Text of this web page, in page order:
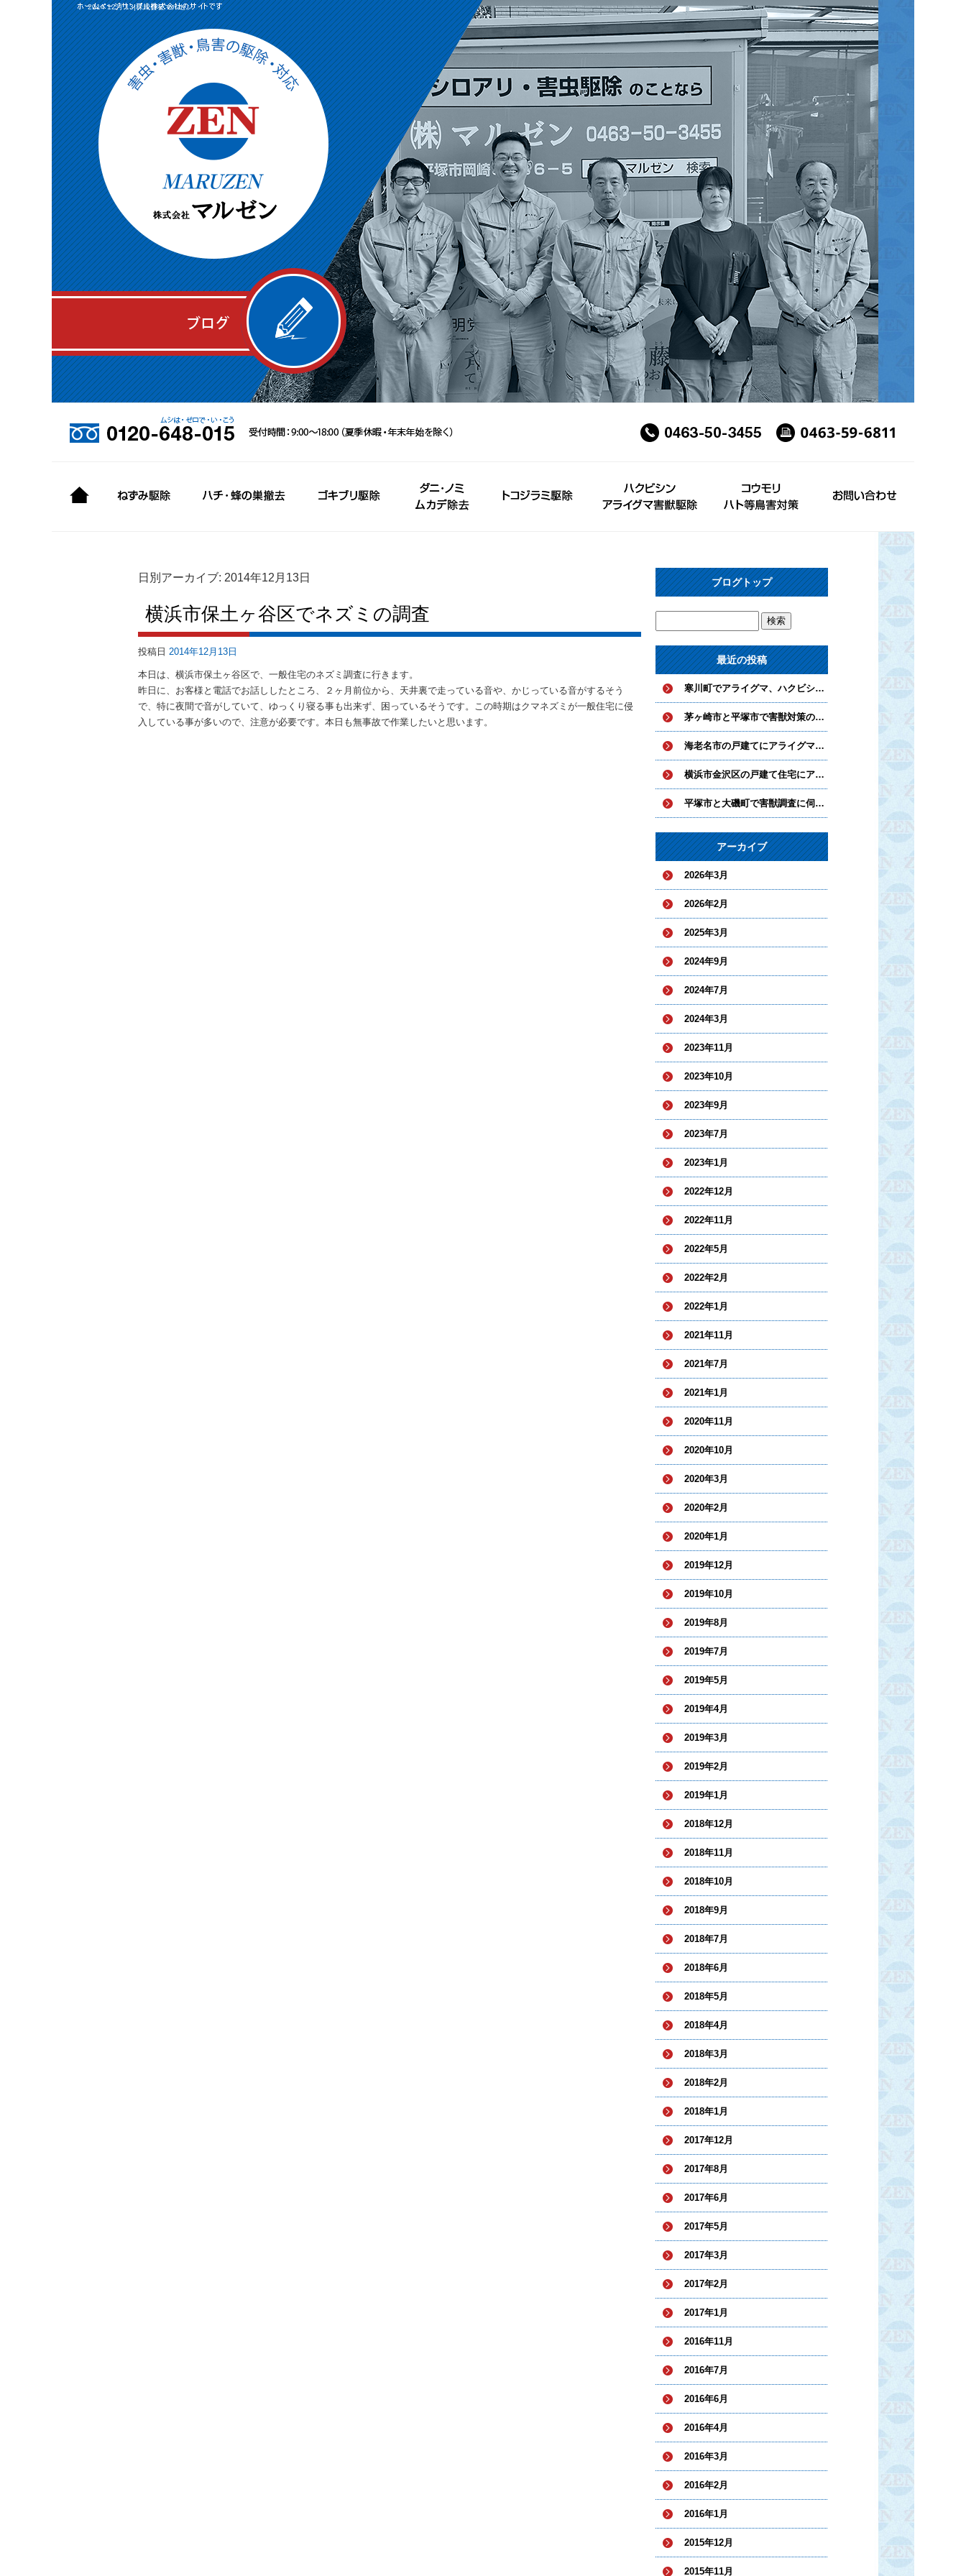
2014 12月 13|株式会社マルゼン
日別アーカイブ: 2014年12月13日
横浜市保土ヶ谷区でネズミの調査
投稿日 2014年12月13日
本日は、横浜市保土ヶ谷区で、一般住宅のネズミ調査に行きます。
昨日に、お客様と電話でお話ししたところ、２ヶ月前位から、天井裏で走っている音や、かじっている音がするそう
で、特に夜間で音がしていて、ゆっくり寝る事も出来ず、困っているそうです。この時期はクマネズミが一般住宅に侵
入している事が多いので、注意が必要です。本日も無事故で作業したいと思います。
ブログトップ
最近の投稿
寒川町でアライグマ、ハクビシンとネズミ対策を実施中
茅ヶ崎市と平塚市で害獣対策の工事を実施
海老名市の戸建てにアライグマとハクビシンが侵入していました。
横浜市金沢区の戸建て住宅にアライグマが侵入
平塚市と大磯町で害獣調査に伺いました。
アーカイブ
2026年3月
2026年2月
2025年3月
2024年9月
2024年7月
2024年3月
2023年11月
2023年10月
2023年9月
2023年7月
2023年1月
2022年12月
2022年11月
2022年5月
2022年2月
2022年1月
2021年11月
2021年7月
2021年1月
2020年11月
2020年10月
2020年3月
2020年2月
2020年1月
2019年12月
2019年10月
2019年8月
2019年7月
2019年5月
2019年4月
2019年3月
2019年2月
2019年1月
2018年12月
2018年11月
2018年10月
2018年9月
2018年7月
2018年6月
2018年5月
2018年4月
2018年3月
2018年2月
2018年1月
2017年12月
2017年8月
2017年6月
2017年5月
2017年3月
2017年2月
2017年1月
2016年11月
2016年7月
2016年6月
2016年4月
2016年3月
2016年2月
2016年1月
2015年12月
2015年11月